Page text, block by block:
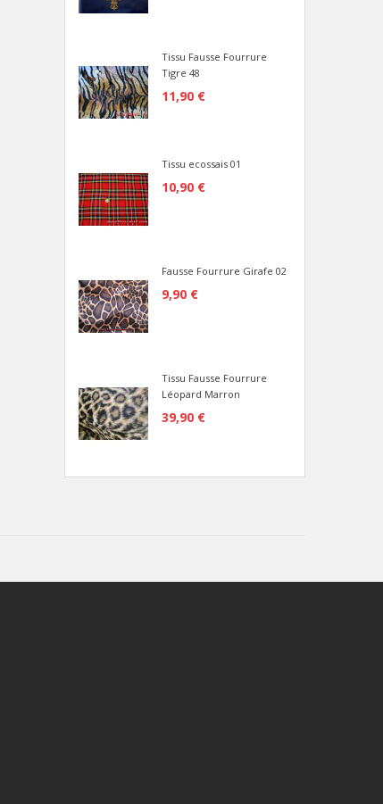
Tissu Fausse Fourrure
Tigre 48
11,90 €
Tissu ecossais 01
10,90 €
Fausse Fourrure Girafe 02
9,90 €
Tissu Fausse Fourrure
Léopard Marron
39,90 €